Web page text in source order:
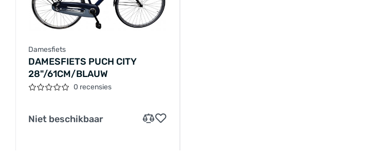
Damesfiets
DAMESFIETS PUCH CITY
28"/61CM/BLAUW
0 recensies
Niet beschikbaar